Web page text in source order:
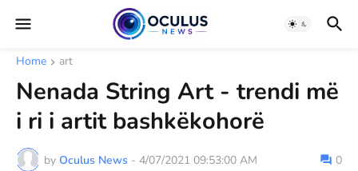
Home art
Nenada String Art - trendi më
i ri i artit bashkëkohorë
by Oculus News - 4/07/2021 09:53:00 AM 0